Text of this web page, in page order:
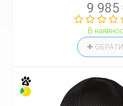
9 985
В
ОБРАТИ